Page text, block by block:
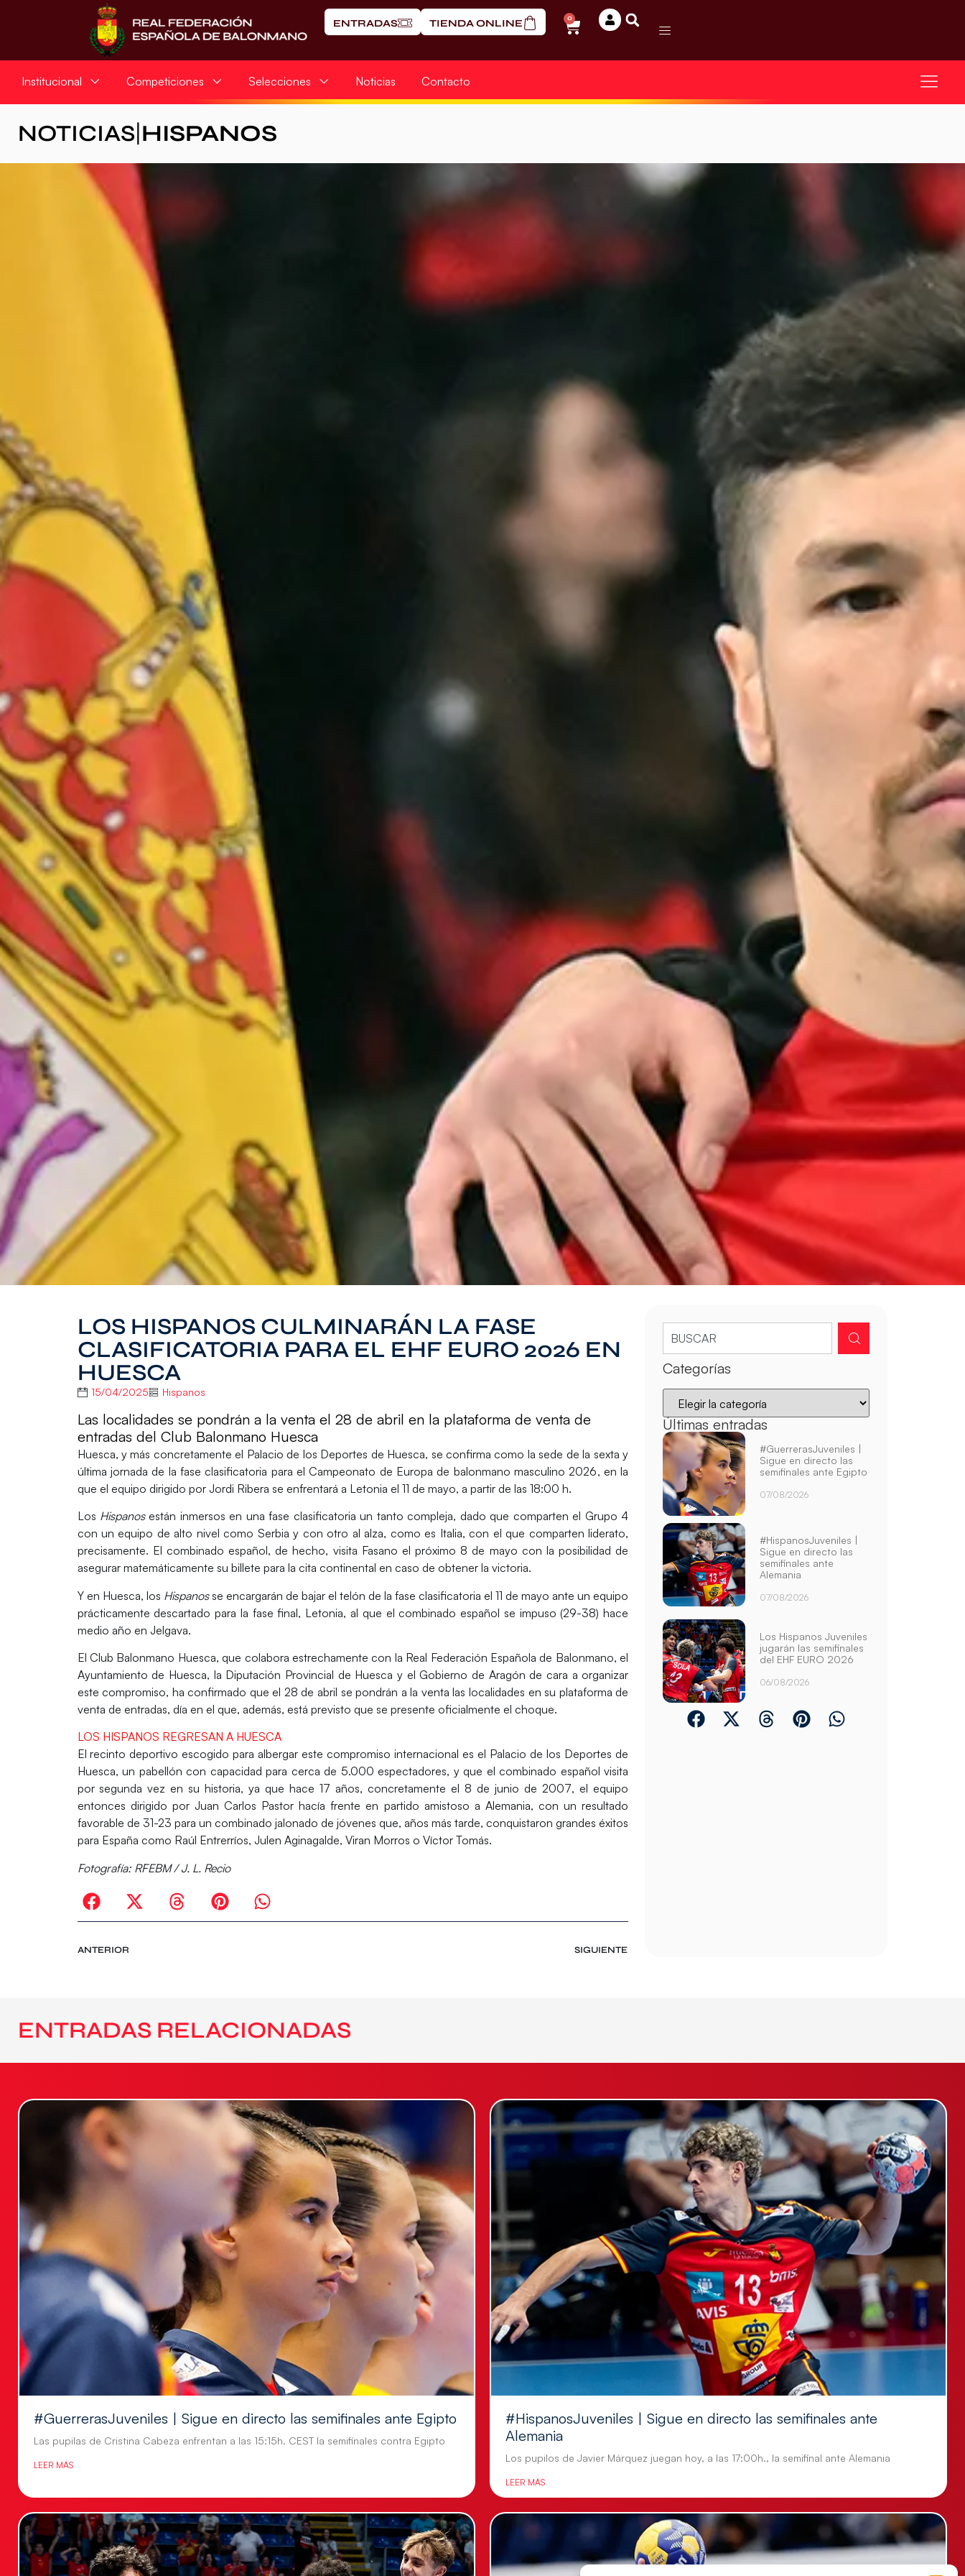
ENTRADAS TIENDA ONLINE 0
Institucional Competiciones Selecciones Noticias Contacto
NOTICIAS HISPANOS
LOS HISPANOS CULMINARÁN LA FASE
CLASIFICATORIA PARA EL EHF EURO 2026 EN
HUESCA
15/04/2025 Hispanos
Las localidades se pondrán a la venta el 28 de abril en la plataforma de venta de
entradas del Club Balonmano Huesca
Huesca, y más concretamente el Palacio de los Deportes de Huesca, se confirma como la sede de la sexta y
última jornada de la fase clasificatoria para elCampeonato de Europa de balonmano masculino 2026, en la
que el equipo dirigido por Jordi Ribera se enfrentará a Letonia el 11 de mayo, a partir de las 18:00 h.
Los Hispanosestán inmersos en una fase clasificatoria un tanto compleja, dado que comparten el Grupo 4
con un equipo de alto nivel como Serbia y con otro al alza, como es Italia, con el que comparten liderato,
precisamente. El combinado español, de hecho, visita Fasano el próximo 8 de mayo con la posibilidad de
asegurar matemáticamente su billete para la cita continental en caso de obtener la victoria.
Y en Huesca, los Hispanosse encargarán de bajar el telón de la fase clasificatoria el 11 de mayo ante un equipo
prácticamente descartado para la fase final, Letonia, al que el combinado español se impuso (29-38) hace
medio año en Jelgava.
El Club Balonmano Huesca, que colabora estrechamente con la Real Federación Española de Balonmano, el
Ayuntamiento de Huesca, la Diputación Provincial de Huesca y elGobierno de Aragón de cara a organizar
este compromiso, ha confirmado que el 28 de abril se pondrán a la venta las localidades en su plataforma de
venta de entradas, día en el que, además, está previsto que se presente oficialmente el choque.
LOS HISPANOS REGRESAN A HUESCA
El recinto deportivo escogido para albergar este compromiso internacional es el Palacio de los Deportes de
Huesca, un pabellón con capacidad para cerca de 5.000 espectadores, y que el combinado español visita
por segunda vez en su historia, ya que hace 17 años, concretamente el8 de junio de 2007, el equipo
entonces dirigido por Juan Carlos Pastor hacía frente en partido amistoso a Alemania, con un resultado
favorable de 31-23 para un combinado jalonado de jóvenes que, años más tarde, conquistaron grandes éxitos
para España como Raúl Entrerríos, Julen Aginagalde, Viran Morros o Víctor Tomás.
Fotografía: RFEBM / J. L. Recio
ANTERIOR SIGUIENTE
Categorías
Últimas entradas
#GuerrerasJuveniles |
Sigue en directo las
semifinales ante Egipto
07/08/2026
#HispanosJuveniles |
Sigue en directo las
semifinales ante
Alemania
07/08/2026
Los Hispanos Juveniles
jugarán las semifinales
del EHF EURO 2026
06/08/2026
ENTRADAS RELACIONADAS
#GuerrerasJuveniles | Sigue en directo las semifinales ante Egipto
Las pupilas de Cristina Cabeza enfrentan a las 15:15h. CEST la semifinales contra Egipto
LEER MÁS
#HispanosJuveniles | Sigue en directo las semifinales ante
Alemania
Los pupilos de Javier Márquez juegan hoy, a las 17:00h., la semifinal ante Alemania
LEER MÁS